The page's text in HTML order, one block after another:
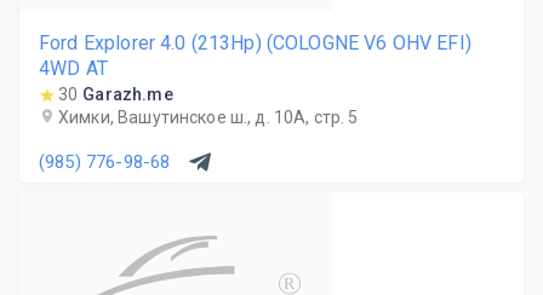
Ford Explorer 4.0 (213Hp) (COLOGNE V6 OHV EFI)
4WD AT
30 Garazh.me
Химки, Вашутинское ш., д. 10А, стр. 5
(985) 776-98-68
R